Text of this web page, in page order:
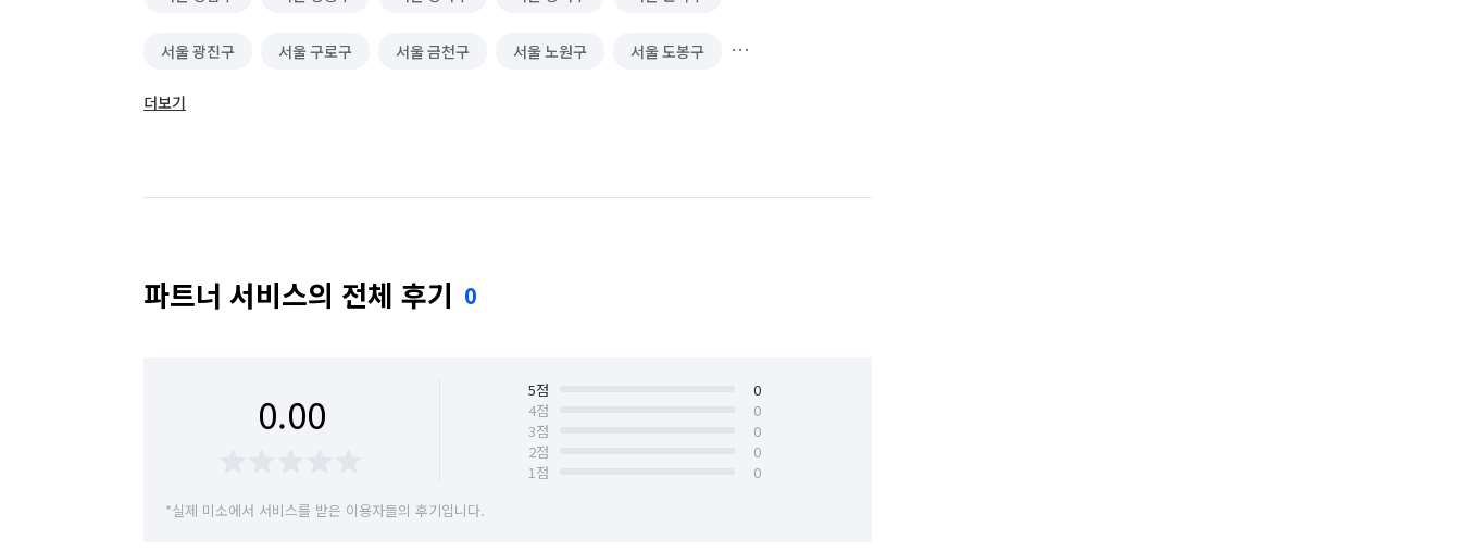
서울 광진구 서울 구로구 서울 금천구 서울 노원구 서울 도봉구
서울 동대문구
더보기
파트너 서비스의 전체 후기 0
0.00 5점
0
4점
0
3점
0
2점
0
1점
0
*실제 미소에서 서비스를 받은 이용자들의 후기입니다.